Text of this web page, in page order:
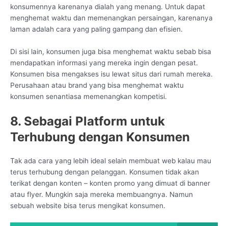
konsumennya karenanya dialah yang menang. Untuk dapat
menghemat waktu dan memenangkan persaingan, karenanya
laman adalah cara yang paling gampang dan efisien.
Di sisi lain, konsumen juga bisa menghemat waktu sebab bisa
mendapatkan informasi yang mereka ingin dengan pesat.
Konsumen bisa mengakses isu lewat situs dari rumah mereka.
Perusahaan atau brand yang bisa menghemat waktu
konsumen senantiasa memenangkan kompetisi.
8. Sebagai Platform untuk
Terhubung dengan Konsumen
Tak ada cara yang lebih ideal selain membuat web kalau mau
terus terhubung dengan pelanggan. Konsumen tidak akan
terikat dengan konten – konten promo yang dimuat di banner
atau flyer. Mungkin saja mereka membuangnya. Namun
sebuah website bisa terus mengikat konsumen.
CS Lenteraweb